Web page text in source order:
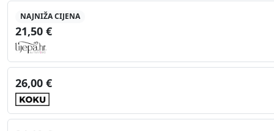
NAJNIŽA CIJENA
21,50 €
26,00 €